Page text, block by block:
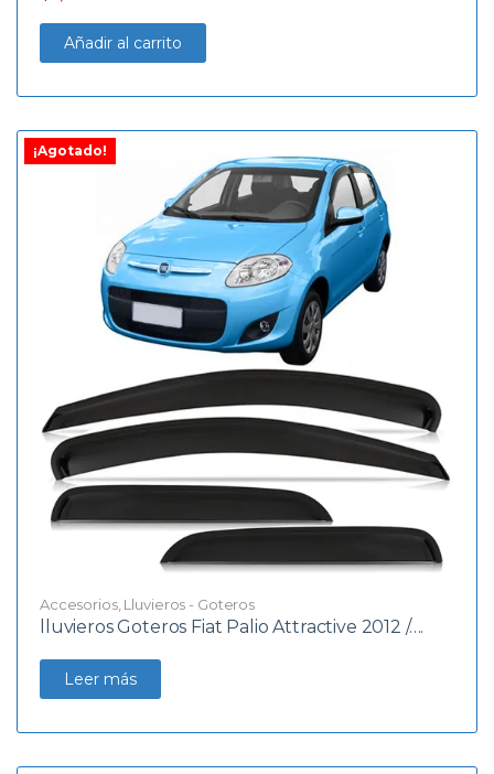
Añadir al carrito
¡Agotado!
Accesorios, Lluvieros - Goteros
lluvieros Goteros Fiat Palio Attractive 2012 /….
Leer más